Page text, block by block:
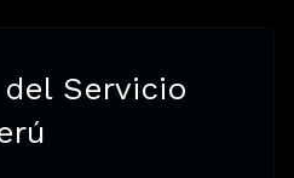
Servicio